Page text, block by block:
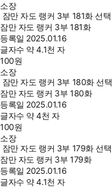
소장
잠만 자도 랭커 3부 181화 선택
잠만 자도 랭커 3부 181화
등록일 2025.01.16
글자수 약 4.1천 자
100원
소장
잠만 자도 랭커 3부 180화 선택
잠만 자도 랭커 3부 180화
등록일 2025.01.16
글자수 약 4천 자
100원
소장
잠만 자도 랭커 3부 179화 선택
잠만 자도 랭커 3부 179화
등록일 2025.01.16
글자수 약 4.1천 자